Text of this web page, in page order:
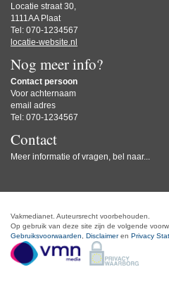
Locatie straat 30,
1111AA Plaat
Tel: 070-1234567
locatie-website.nl
Nog meer info?
Contact persoon
Voor achternaam
email adres
Tel: 070-1234567
Contact
Meer informatie of vragen, bel naar...
Vakmedianet. Auteursrecht voorbehouden.
Op gebruik van deze site zijn de volgende
Gebruiksvoorwaarden
Disclaimeren Privacy